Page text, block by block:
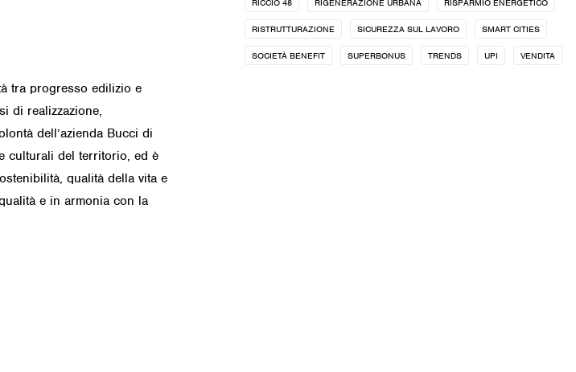
tra progresso edilizio e
di realizzazione,
dell’azienda Bucci di
culturali del territorio, ed è
qualità della vita e
e in armonia con la
RICCIO 48 RIGENERAZIONE URBANA RISPARMIO ENERGETICO
RISTRUTTURAZIONE SICUREZZA SUL LAVORO SMART CITIES
SOCIETÀ BENEFIT SUPERBONUS TRENDS UPI VENDITA